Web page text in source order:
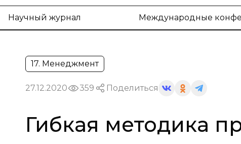
Научный журнал Международные
17. Менеджмент
27.12.2020 359 Поделиться
Гибкая методика